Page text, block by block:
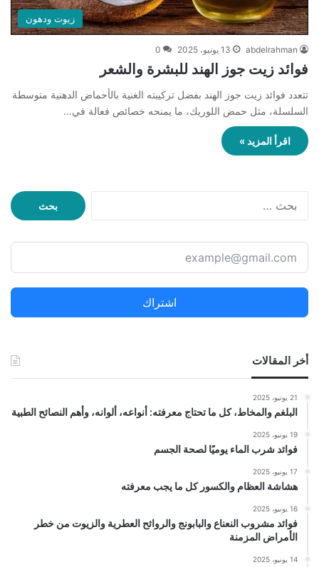
زيوت ودهون
abdelrahman 13 يونيو، 2025 0
فوائد زيت جوز الهند للبشرة والشعر
تتعدد فوائد زيت جوز الهند بفضل تركيبته الغنية بالأحماض الدهنية متوسطة
السلسلة، مثل حمض اللوريك، ما يمنحه خصائص فعالة في…
اقرأ المزيد »
ح
ع
ن
اشتراك
أخر المقالات
21 يونيو، 2025
البلغم والمخاط، كل ما تحتاج معرفته: أنواعه، ألوانه، وأهم النصائح الطبية
19 يونيو، 2025
فوائد شرب الماء يوميًا لصحة الجسم
17 يونيو، 2025
هشاشة العظام والكسور كل ما يجب معرفته
16 يونيو، 2025
فوائد مشروب النعناع والبابونج والروائح العطرية والزيوت من خطر
الأمراض المزمنة
14 يونيو، 2025